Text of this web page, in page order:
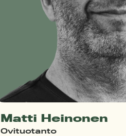
Matti Heinonen
Ovituotanto